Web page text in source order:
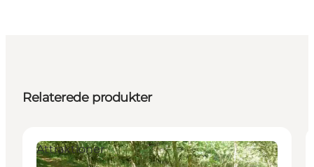
Relaterede produkter
Attraktioner